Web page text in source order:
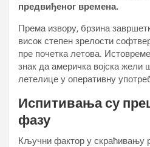
предвиђеног времена.
Према извору, брзина
висок степен зрелости
пре почетка летова.
знак да америчка војска жели
летелице у оперативну
Испитивања су
фазу
Кључни фактор у скраћивању